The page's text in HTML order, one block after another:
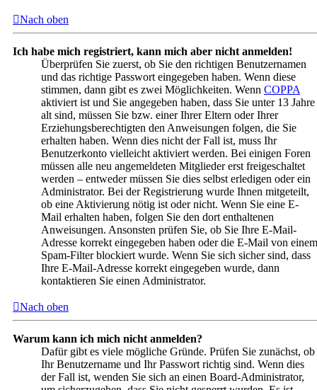
Nach oben
Ich habe mich registriert, kann mich aber nicht anmelden!
Überprüfen Sie zuerst, ob Sie den richtigen Benutzernamen
und das richtige Passwort eingegeben haben. Wenn diese
stimmen, dann gibt es zwei Möglichkeiten. Wenn COPPA
aktiviert ist und Sie angegeben haben, dass Sie unter 13 Jahre
alt sind, müssen Sie bzw. einer Ihrer Eltern oder Ihrer
Erziehungsberechtigten den Anweisungen folgen, die Sie
erhalten haben. Wenn dies nicht der Fall ist, muss Ihr
Benutzerkonto vielleicht aktiviert werden. Bei einigen Foren
müssen alle neu angemeldeten Mitglieder erst freigeschaltet
werden – entweder müssen Sie dies selbst erledigen oder ein
Administrator. Bei der Registrierung wurde Ihnen mitgeteilt,
ob eine Aktivierung nötig ist oder nicht. Wenn Sie eine E-
Mail erhalten haben, folgen Sie den dort enthaltenen
Anweisungen. Ansonsten prüfen Sie, ob Sie Ihre E-Mail-
Adresse korrekt eingegeben haben oder die E-Mail von einem
Spam-Filter blockiert wurde. Wenn Sie sich sicher sind, dass
Ihre E-Mail-Adresse korrekt eingegeben wurde, dann
kontaktieren Sie einen Administrator.
Nach oben
Warum kann ich mich nicht anmelden?
Dafür gibt es viele mögliche Gründe. Prüfen Sie zunächst, ob
Ihr Benutzername und Ihr Passwort richtig sind. Wenn dies
der Fall ist, wenden Sie sich an einen Board-Administrator,